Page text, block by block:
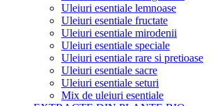
Uleiuri esentiale lemnoase
Uleiuri esentiale fructate
Uleiuri esentiale mirodenii
Uleiuri esentiale speciale
Uleiuri esentiale rare si pretioase
Uleiuri esentiale sacre
Uleiuri esentiale seturi
Mix de uleiuri esentiale